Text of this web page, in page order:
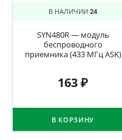
В НАЛИЧИИ 24
SYN480R — модуль
беспроводного
приемника (433 МГц ASK)
163₽
В КОРЗИНУ